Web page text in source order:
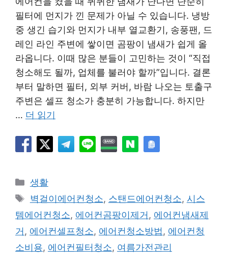
필터에 먼지가 낀 문제가 아닐 수 있습니다. 냉방
중 생긴 습기와 먼지가 내부 열교환기, 송풍팬, 드
레인 라인 주변에 쌓이면 곰팡이 냄새가 쉽게 올
라옵니다. 이때 많은 분들이 고민하는 것이 “직접
청소해도 될까, 업체를 불러야 할까”입니다. 결론
부터 말하면 필터, 외부 커버, 바람 나오는 토출구
주변은 셀프 청소가 충분히 가능합니다. 하지만
… 더 읽기
카
테
리
생활
태
그
벽걸이에어컨청소, 스탠드에어컨청소, 시스
템에어컨청소, 에어컨곰팡이제거, 에어컨냄새제
거, 에어컨셀프청소, 에어컨청소방법, 에어컨청
소비용, 에어컨필터청소, 여름가전관리